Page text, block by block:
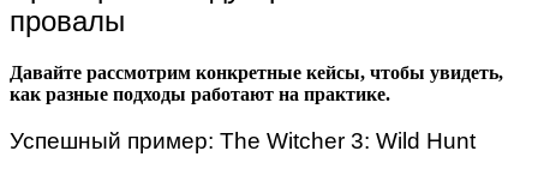
провалы
Давайте рассмотрим конкретные кейсы, чтобы увидеть,
как разные подходы работают на практике.
Успешный пример: The Witcher 3: Wild Hunt